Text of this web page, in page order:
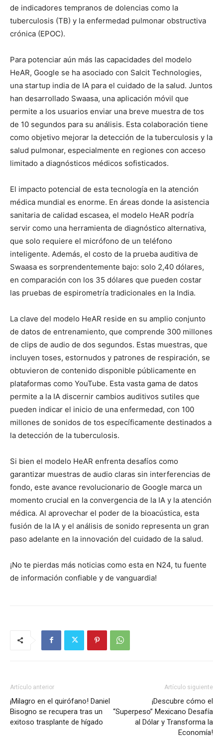
de indicadores tempranos de dolencias como la
tuberculosis (TB) y la enfermedad pulmonar obstructiva
crónica (EPOC).
Para potenciar aún más las capacidades del modelo
HeAR, Google se ha asociado con Salcit Technologies,
una startup india de IA para el cuidado de la salud. Juntos
han desarrollado Swaasa, una aplicación móvil que
permite a los usuarios enviar una breve muestra de tos
de 10 segundos para su análisis. Esta colaboración tiene
como objetivo mejorar la detección de la tuberculosis y la
salud pulmonar, especialmente en regiones con acceso
limitado a diagnósticos médicos sofisticados.
El impacto potencial de esta tecnología en la atención
médica mundial es enorme. En áreas donde la asistencia
sanitaria de calidad escasea, el modelo HeAR podría
servir como una herramienta de diagnóstico alternativa,
que solo requiere el micrófono de un teléfono
inteligente. Además, el costo de la prueba auditiva de
Swaasa es sorprendentemente bajo: solo 2,40 dólares,
en comparación con los 35 dólares que pueden costar
las pruebas de espirometría tradicionales en la India.
La clave del modelo HeAR reside en su amplio conjunto
de datos de entrenamiento, que comprende 300 millones
de clips de audio de dos segundos. Estas muestras, que
incluyen toses, estornudos y patrones de respiración, se
obtuvieron de contenido disponible públicamente en
plataformas como YouTube. Esta vasta gama de datos
permite a la IA discernir cambios auditivos sutiles que
pueden indicar el inicio de una enfermedad, con 100
millones de sonidos de tos específicamente destinados a
la detección de la tuberculosis.
Si bien el modelo HeAR enfrenta desafíos como
garantizar muestras de audio claras sin interferencias de
fondo, este avance revolucionario de Google marca un
momento crucial en la convergencia de la IA y la atención
médica. Al aprovechar el poder de la bioacústica, esta
fusión de la IA y el análisis de sonido representa un gran
paso adelante en la innovación del cuidado de la salud.
¡No te pierdas más noticias como esta en N24, tu fuente
de información confiable y de vanguardia!
Artículo anterior
¡Milagro en el quirófano! Daniel
Bisogno se recupera tras un
exitoso trasplante de hígado
Artículo siguiente
¡Descubre cómo el
“Superpeso” Mexicano Desafía
al Dólar y Transforma la
Economía!